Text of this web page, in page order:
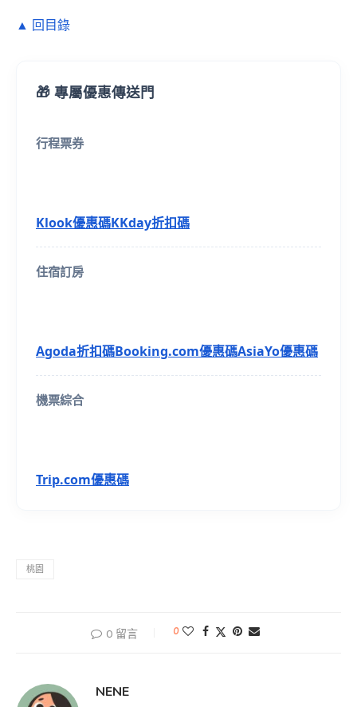
▲ 回目錄
🎁 專屬優惠傳送門
行程票券
Klook優惠碼KKday折扣碼
住宿訂房
Agoda折扣碼Booking.com優惠碼AsiaYo優惠碼
機票綜合
Trip.com優惠碼
桃園
0 留言 0
NENE